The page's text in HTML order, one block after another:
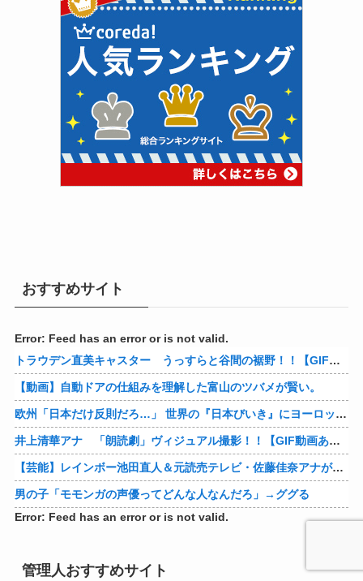
おすすめサイト
Error: Feed has an error or is not valid.
トラウデン直美キャスター うっすらと谷間の裾野！！【GIF動画あり】
【動画】自動ドアの仕組みを理解した富山のツバメが賢い。
欧州「日本だけ反則だろ…」 世界の『日本びいき』にヨーロッパ全土から不満の声
井上清華アナ 「朗読劇」ヴィジュアル撮影！！【GIF動画あり】
【芸能】レインボー池田直人＆元読売テレビ・佐藤佳奈アナが結婚
男の子「モモンガの声優ってどんな人なんだろ」→ググる
Error: Feed has an error or is not valid.
管理人おすすめサイト